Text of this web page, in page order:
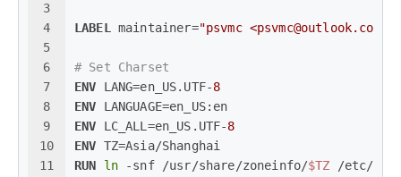
3
4
5
6
7
8
9
10
11
LABEL maintainer="psvmc <psvmc@outlook.com>"
# Set Charset
ENV LANG=en_US.UTF-8
ENV LANGUAGE=en_US:en
ENV LC_ALL=en_US.UTF-8
ENV TZ=Asia/Shanghai
RUN
ln -snf /usr/share/zoneinfo/$TZ /etc/